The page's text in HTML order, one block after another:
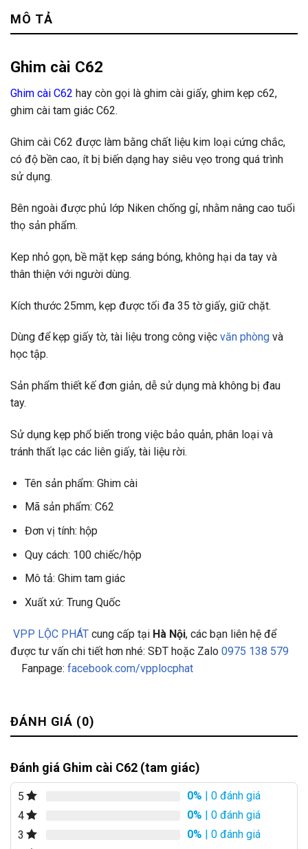
MÔ TẢ
Ghim cài C62
Ghim cài C62 hay còn gọi là ghim cài giấy, ghim kẹp c62,
ghim cài tam giác C62.
Ghim cài C62 được làm bằng chất liệu kim loại cứng chắc,
có độ bền cao, ít bị biến dạng hay siêu vẹo trong quá trình
sử dụng.
Bên ngoài được phủ lớp Niken chống gỉ, nhằm nâng cao tuổi
thọ sản phẩm.
Kep nhỏ gọn, bề mặt kẹp sáng bóng, không hại da tay và
thân thiện với người dùng.
Kích thước 25mm, kẹp được tối đa 35 tờ giấy, giữ chặt.
Dùng để kẹp giấy tờ, tài liệu trong công việc văn phòng và
học tập.
Sản phẩm thiết kế đơn giản, dễ sử dụng mà không bị đau
tay.
Sử dụng kẹp phổ biến trong việc bảo quản, phân loại và
tránh thất lạc các liên giấy, tài liệu rời.
Tên sản phẩm: Ghim cài
Mã sản phẩm: C62
Đơn vị tính: hộp
Quy cách: 100 chiếc/hộp
Mô tả: Ghim tam giác
Xuất xứ: Trung Quốc
VPP LỘC PHÁT cung cấp tại Hà Nội, các bạn liên hệ để
được tư vấn chi tiết hơn nhé: SĐT hoặc Zalo 0975 138 579
Fanpage: facebook.com/vpplocphat
ĐÁNH GIÁ (0)
Đánh giá Ghim cài C62 (tam giác)
5 0% | 0 đánh giá
4
0% | 0 đánh giá
3
0% | 0 đánh giá